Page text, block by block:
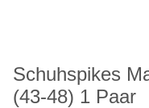
Schuhspikes
(43-48) 1 Paar